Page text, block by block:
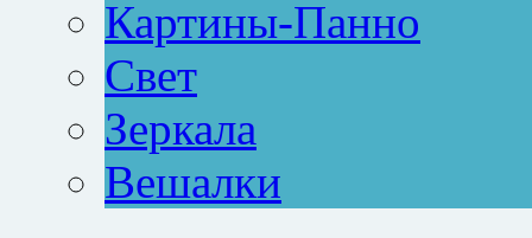
Картины-Панно
Свет
Зеркала
Вешалки